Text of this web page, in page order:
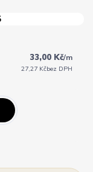
33,00 Kč/m
27,27 Kčbez DPH